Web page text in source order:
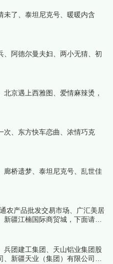
未了、泰坦尼克号、暖暖内含
、阿德尔曼夫妇、两小无猜、初
京遇上西雅图、爱情麻辣烫，
次、东方快车恋曲、浓情巧克
廊桥遗梦、泰坦尼克号、乱世佳
农产品批发交易市场、广汇美居
疆江楠国际商贸城，下面请看
兵团建工集团、天山铝业集团股
新疆天业（集团）有限公司，